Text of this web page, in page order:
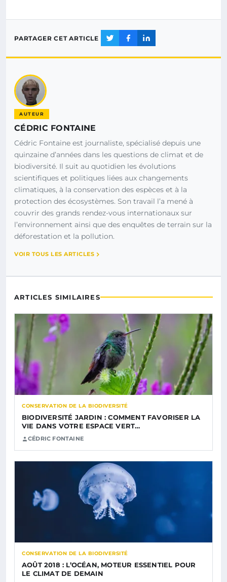
PARTAGER CET ARTICLE
AUTEUR
CÉDRIC FONTAINE
Cédric Fontaine est journaliste, spécialisé depuis une
quinzaine d’années dans les questions de climat et de
biodiversité. Il suit au quotidien les évolutions
scientifiques et politiques liées aux changements
climatiques, à la conservation des espèces et à la
protection des écosystèmes. Son travail l’a mené à
couvrir des grands rendez-vous internationaux sur
l’environnement ainsi que des enquêtes de terrain sur la
déforestation et la pollution.
VOIR TOUS LES ARTICLES
ARTICLES SIMILAIRES
CONSERVATION DE LA BIODIVERSITÉ
BIODIVERSITÉ JARDIN : COMMENT FAVORISER LA
VIE DANS VOTRE ESPACE VERT…
CÉDRIC FONTAINE
CONSERVATION DE LA BIODIVERSITÉ
AOÛT 2018 : L’OCÉAN, MOTEUR ESSENTIEL POUR
LE CLIMAT DE DEMAIN